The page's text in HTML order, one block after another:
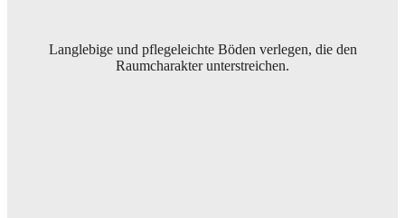
Langlebige und pflegeleichte Böden verlegen, die den
Raumcharakter unterstreichen.